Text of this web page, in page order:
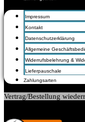
Impressum
Kontakt
Datenschutzerklärung
Allgemeine
Widerrufsbelehrung &
Lieferpauschale
Zahlungsarten
Vertrag/Bestellung